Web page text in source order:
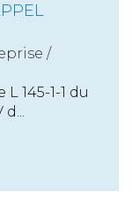
/
145-1-1 du